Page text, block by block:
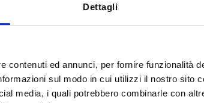
Dettagli
contenuti ed annunci, per fornire funzionalità
sul modo in cui utilizzi il nostro sito
media, i quali potrebbero combinarle con
4,50 - 5,25